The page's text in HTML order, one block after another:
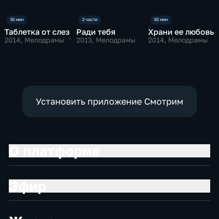
Таблетка от слез
2014, Мелодрамы
Ради тебя
2013, Мелодрамы
Храни ее любовь
2014, Мелодрамы
Установить приложение Смотрим